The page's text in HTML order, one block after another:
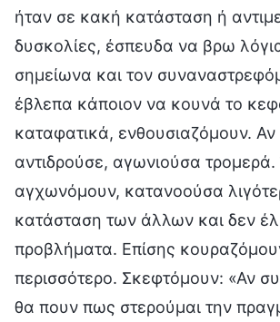
ήταν σε κακή κατάσταση ή
δυσκολίες, έσπευδα να βρω
σημείωνα και τον
έβλεπα κάποιον να κουνά το
καταφατικά, ενθουσιαζόμουν. Αν
αντιδρούσε, αγωνιούσα
αγχωνόμουν, κατανοούσα
κατάσταση των άλλων και δεν
προβλήματα. Επίσης
περισσότερο. Σκεφτόμουν: «Αν
θα πουν πως στερούμαι την